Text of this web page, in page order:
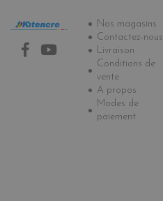
Informations
Nos magasins
Contactez-nous
Livraison
Conditions de
vente
A propos
Modes de
paiement